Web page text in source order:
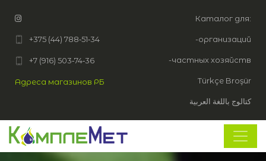
+375 (44) 788‑51‑34
+7 (916) 503‑74‑36
Адреса магазинов РБ
Каталог для:
-организаций
-частных хозяйств
Türkçe Broşür
كتالوج باللغة العربية